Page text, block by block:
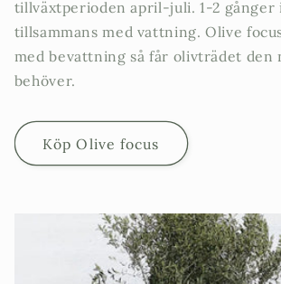
tillväxtperioden april-juli. 1-2 gånger
tillsammans med vattning. Olive
med bevattning så får olivträdet den
behöver.
Köp Olive focus